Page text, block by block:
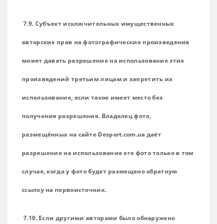
7.9. Субъект исключительных имущественных
авторских прав на фотографические произведения
может давать разрешение на использование этих
произведений третьим лицам и запретить их
использование, если такое имеет место без
получения разрешения. Владелец фото,
размещённых на сайте Desport.com.ua даёт
разрешение на использование его фото только в том
случае, когда у фото будет размещено обратную
ссылку на первоисточник.
7.10. Если другими авторами было обнаружено